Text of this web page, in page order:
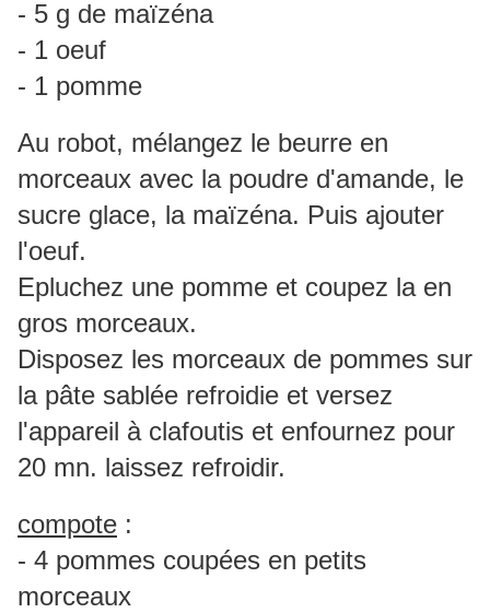
- 5 g de maïzéna
- 1 oeuf
- 1 pomme
Au robot, mélangez le beurre en
morceaux avec la poudre d'amande, le
sucre glace, la maïzéna. Puis ajouter
l'oeuf.
Epluchez une pomme et coupez la en
gros morceaux.
Disposez les morceaux de pommes sur
la pâte sablée refroidie et versez
l'appareil à clafoutis et enfournez pour
20 mn. laissez refroidir.
compote :
- 4 pommes coupées en petits
morceaux